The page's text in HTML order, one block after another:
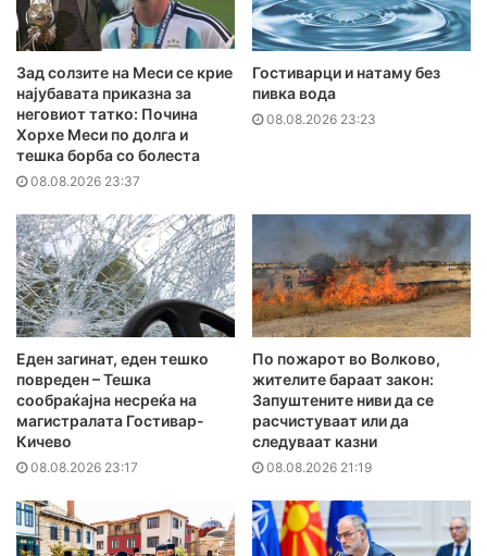
Зад солзите на Меси се крие
најубавата приказна за
неговиот татко: Почина
Хорхе Меси по долга и
тешка борба со болеста
08.08.2026 23:37
Гостиварци и натаму без
пивка вода
08.08.2026 23:23
Еден загинат, еден тешко
повреден – Тешка
сообраќајна несреќа на
магистралата Гостивар-
Кичево
08.08.2026 23:17
По пожарот во Волково,
жителите бараат закон:
Запуштените ниви да се
расчистуваат или да
следуваат казни
08.08.2026 21:19